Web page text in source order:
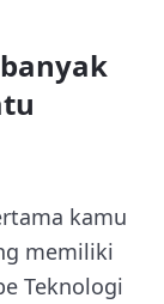
kamu
memiliki
Teknologi